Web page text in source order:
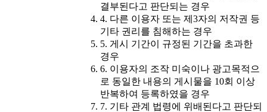
결부된다고 판단되는 경우
4. 다른 이용자 또는 제3자의 저작권 등
기타 권리를 침해하는 경우
5. 게시 기간이 규정된 기간을 초과한
경우
6. 이용자의 조작 미숙이나 광고목적으
로 동일한 내용의 게시물을 10회 이상
반복하여 등록하였을 경우
7. 기타 관계 법령에 위배된다고 판단되